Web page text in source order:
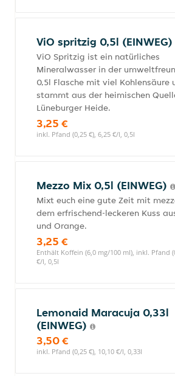
ViO spritzig 0,5l (EINWEG)
ViO Spritzig ist ein natürliches
Mineralwasser in der
0,5l Flasche mit viel Kohlensäure
stammt aus der heimischen
Lüneburger Heide.
3,25 €
inkl. Pfand (0,25 €), 6,25 €/l, 0,5l
Mezzo Mix 0,5l (EINWEG)
Mixt euch eine gute Zeit mit
dem erfrischend-leckeren Kuss
und Orange.
3,25 €
Enthält Koffein (6,0 mg/100 ml), inkl. Pfand
€/l, 0,5l
Lemonaid Maracuja 0,33l
(EINWEG)
3,50 €
inkl. Pfand (0,25 €), 10,10 €/l, 0,33l